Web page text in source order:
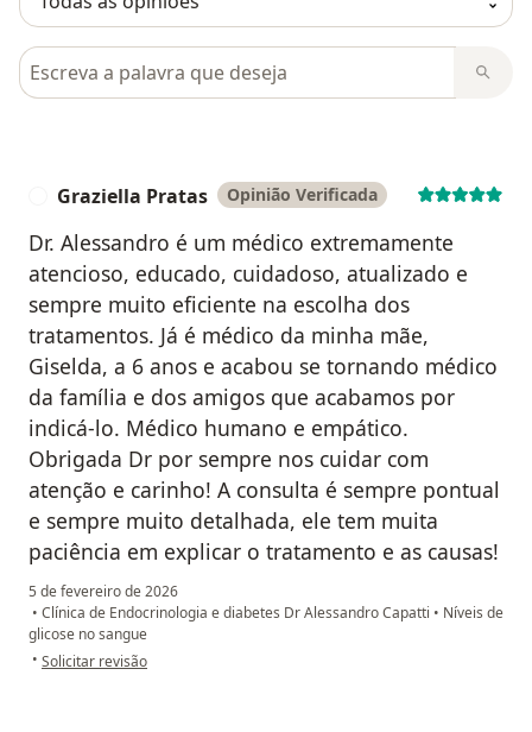
Pesquisar em opiniões
Graziella Pratas Opinião Verificada
Dr. Alessandro é um médico extremamente
atencioso, educado, cuidadoso, atualizado e
sempre muito eficiente na escolha dos
tratamentos. Já é médico da minha mãe,
Giselda, a 6 anos e acabou se tornando médico
da família e dos amigos que acabamos por
indicá-lo. Médico humano e empático.
Obrigada Dr por sempre nos cuidar com
atenção e carinho! A consulta é sempre pontual
e sempre muito detalhada, ele tem muita
paciência em explicar o tratamento e as causas!
5 de fevereiro de 2026
• Clínica de Endocrinologia e diabetes Dr Alessandro Capatti • Níveis de
glicose no sangue
• na opinião do utilizador Graziella Pratas
Solicitar revisão